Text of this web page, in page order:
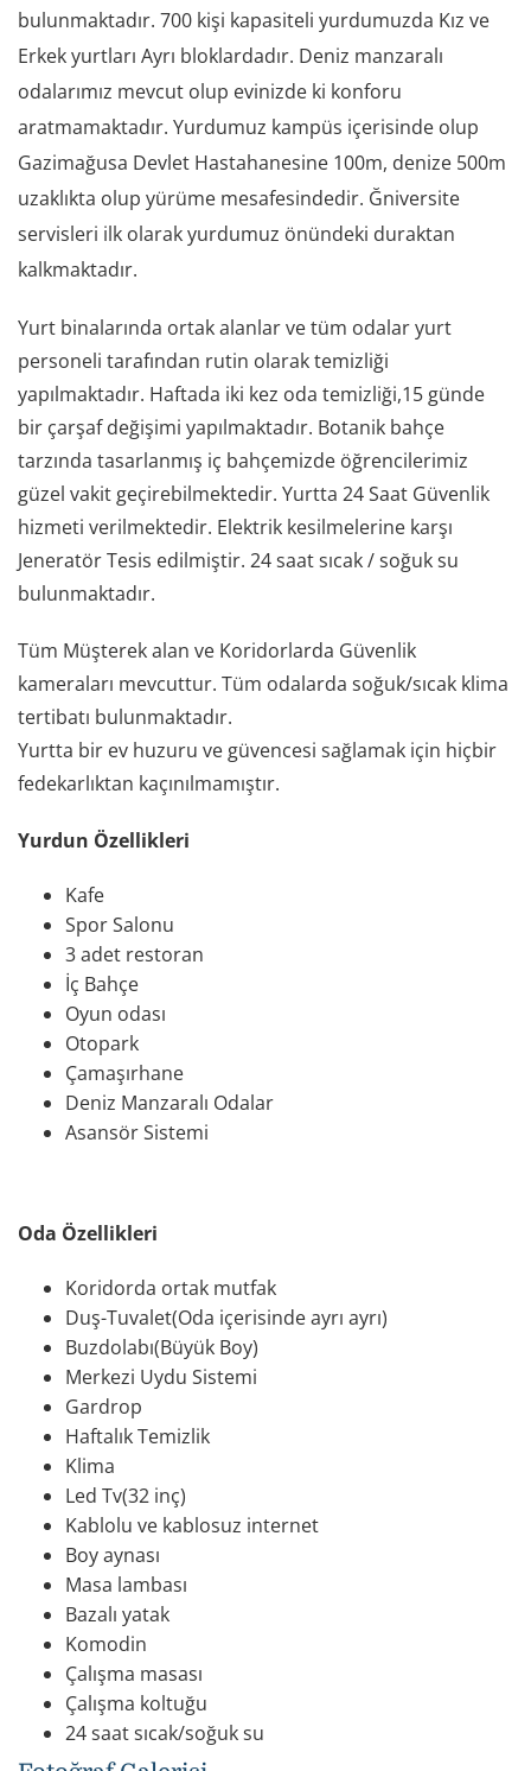
bulunmaktadır. 700 kişi kapasiteli yurdumuzda Kız ve
Erkek yurtları Ayrı bloklardadır. Deniz manzaralı
odalarımız mevcut olup evinizde ki konforu
aratmamaktadır. Yurdumuz kampüs içerisinde olup
Gazimağusa Devlet Hastahanesine 100m, denize 500m
uzaklıkta olup yürüme mesafesindedir. Ğniversite
servisleri ilk olarak yurdumuz önündeki duraktan
kalkmaktadır.
Yurt binalarında ortak alanlar ve tüm odalar yurt
personeli tarafından rutin olarak temizliği
yapılmaktadır. Haftada iki kez oda temizliği,15 günde
bir çarşaf değişimi yapılmaktadır. Botanik bahçe
tarzında tasarlanmış iç bahçemizde öğrencilerimiz
güzel vakit geçirebilmektedir. Yurtta 24 Saat Güvenlik
hizmeti verilmektedir. Elektrik kesilmelerine karşı
Jeneratör Tesis edilmiştir. 24 saat sıcak / soğuk su
bulunmaktadır.
Tüm Müşterek alan ve Koridorlarda Güvenlik
kameraları mevcuttur. Tüm odalarda soğuk/sıcak klima
tertibatı bulunmaktadır.
Yurtta bir ev huzuru ve güvencesi sağlamak için hiçbir
fedekarlıktan kaçınılmamıştır.
Yurdun Özellikleri
Kafe
Spor Salonu
3 adet restoran
İç Bahçe
Oyun odası
Otopark
Çamaşırhane
Deniz Manzaralı Odalar
Asansör Sistemi
Oda Özellikleri
Koridorda ortak mutfak
Duş-Tuvalet(Oda içerisinde ayrı ayrı)
Buzdolabı(Büyük Boy)
Merkezi Uydu Sistemi
Gardrop
Haftalık Temizlik
Klima
Led Tv(32 inç)
Kablolu ve kablosuz internet
Boy aynası
Masa lambası
Bazalı yatak
Komodin
Çalışma masası
Çalışma koltuğu
24 saat sıcak/soğuk su